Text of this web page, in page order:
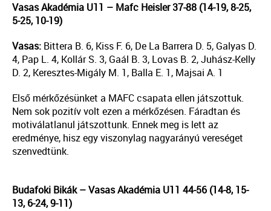
Vasas Akadémia U11 – Mafc Heisler 37-88 (14-19, 8-25,
5-25, 10-19)
Vasas: Bittera B. 6, Kiss F. 6, De La Barrera D. 5, Galyas D.
4, Pap L. 4, Kollár S. 3, Gaál B. 3, Lovas B. 2, Juhász-Kelly
D. 2, Keresztes-Migály M. 1, Balla E. 1, Majsai A. 1
Első mérkőzésünket a MAFC csapata ellen játszottuk.
Nem sok pozitív volt ezen a mérkőzésen. Fáradtan és
motiválatlanul játszottunk. Ennek meg is lett az
eredménye, hisz egy viszonylag nagyarányú vereséget
szenvedtünk.
Budafoki Bikák – Vasas Akadémia U11 44-56 (14-8, 15-
13, 6-24, 9-11)